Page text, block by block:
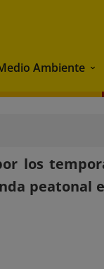
Ambiente
los
peatonal